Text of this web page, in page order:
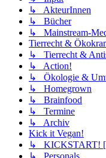
↳ AkteurInnen
↳ Bücher
↳ Mainstream-
Tierrecht &
↳ Tierrecht &
↳ Action!
↳ Ökologie &
↳ Homegrown
↳ Brainfood
↳ Termine
↳ Archiv
Kick it Vegan!
↳ KICKSTART!